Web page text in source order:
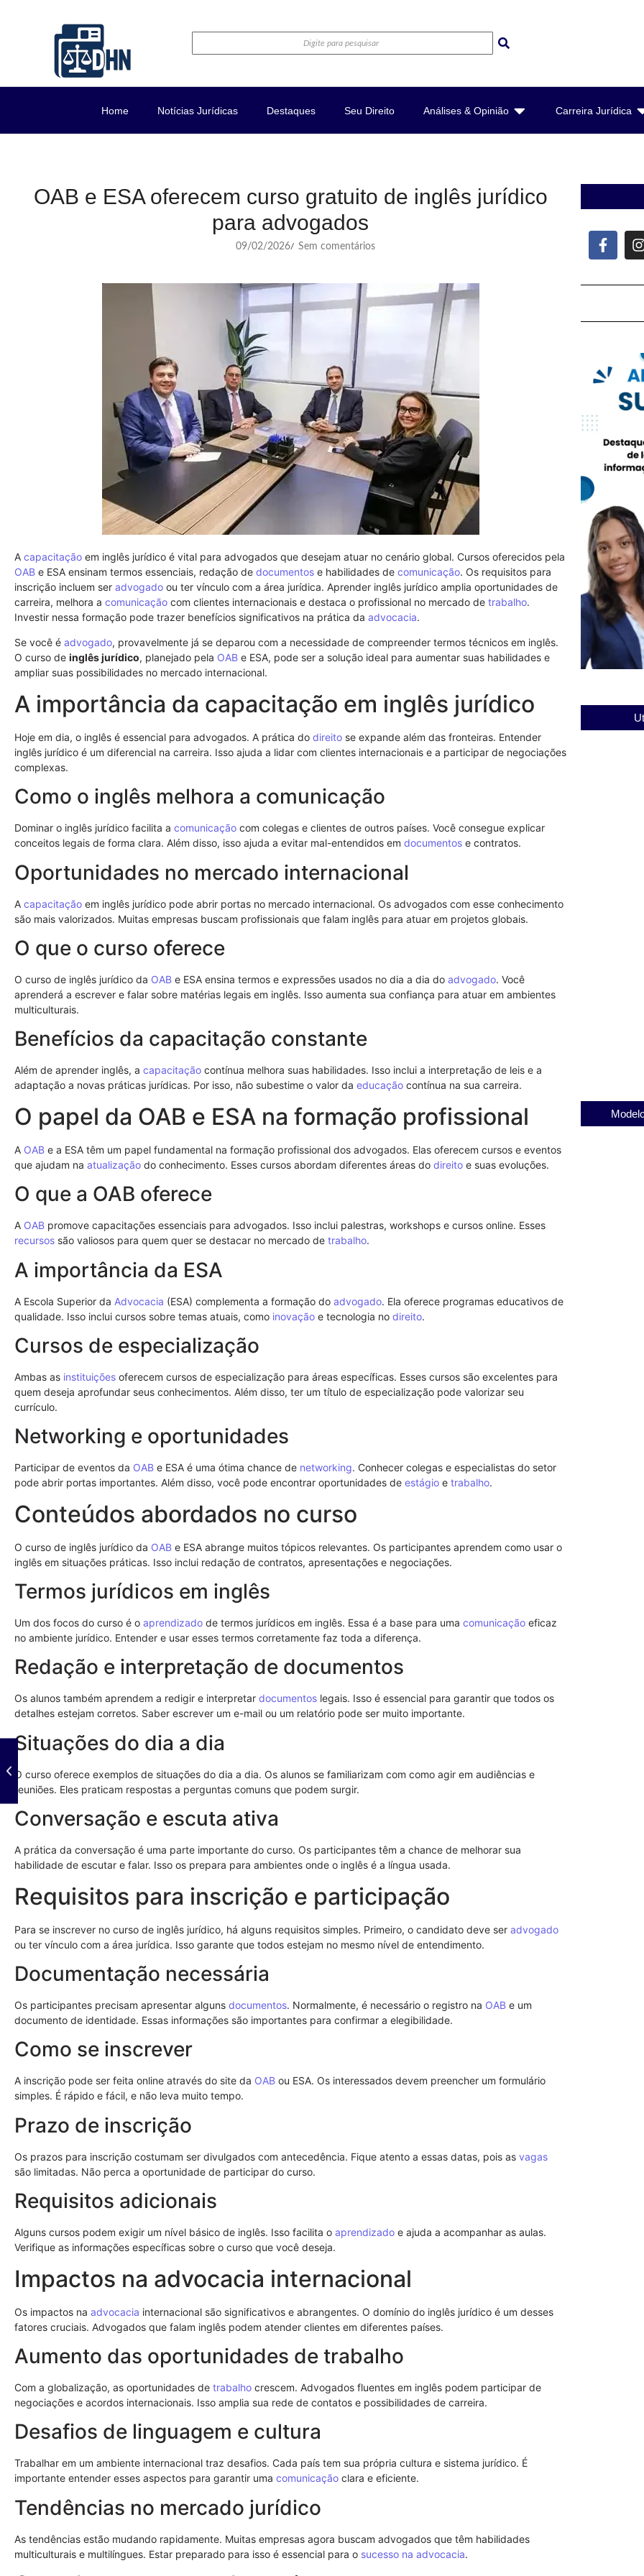
Home Notícias Jurídicas Destaques Seu Direito Análises & Opinião Carreira Jurídica
OAB e ESA oferecem curso gratuito de inglês jurídico
para advogados
09/02/2026/ Sem comentários
A capacitação em inglês jurídico é vital para advogados que desejam atuar no cenário global. Cursos oferecidos pela
OAB e ESA ensinam termos essenciais, redação de documentos e habilidades de comunicação. Os requisitos para
inscrição incluem ser advogado ou ter vínculo com a área jurídica. Aprender inglês jurídico amplia oportunidades de
carreira, melhora a comunicação com clientes internacionais e destaca o profissional no mercado de trabalho.
Investir nessa formação pode trazer benefícios significativos na prática da advocacia.
Se você é advogado, provavelmente já se deparou com a necessidade de compreender termos técnicos em inglês.
O curso de inglês jurídico, planejado pela OAB e ESA, pode ser a solução ideal para aumentar suas habilidades e
ampliar suas possibilidades no mercado internacional.
A importância da capacitação em inglês jurídico
Hoje em dia, o inglês é essencial para advogados. A prática do direito se expande além das fronteiras. Entender
inglês jurídico é um diferencial na carreira. Isso ajuda a lidar com clientes internacionais e a participar de negociações
complexas.
Como o inglês melhora a comunicação
Dominar o inglês jurídico facilita a comunicação com colegas e clientes de outros países. Você consegue explicar
conceitos legais de forma clara. Além disso, isso ajuda a evitar mal-entendidos em documentos e contratos.
Oportunidades no mercado internacional
A capacitação em inglês jurídico pode abrir portas no mercado internacional. Os advogados com esse conhecimento
são mais valorizados. Muitas empresas buscam profissionais que falam inglês para atuar em projetos globais.
O que o curso oferece
O curso de inglês jurídico da OAB e ESA ensina termos e expressões usados no dia a dia do advogado. Você
aprenderá a escrever e falar sobre matérias legais em inglês. Isso aumenta sua confiança para atuar em ambientes
multiculturais.
Benefícios da capacitação constante
Além de aprender inglês, a capacitação contínua melhora suas habilidades. Isso inclui a interpretação de leis e a
adaptação a novas práticas jurídicas. Por isso, não subestime o valor da educação contínua na sua carreira.
O papel da OAB e ESA na formação profissional
A OAB e a ESA têm um papel fundamental na formação profissional dos advogados. Elas oferecem cursos e eventos
que ajudam na atualização do conhecimento. Esses cursos abordam diferentes áreas do direito e suas evoluções.
O que a OAB oferece
A OAB promove capacitações essenciais para advogados. Isso inclui palestras, workshops e cursos online. Esses
recursos são valiosos para quem quer se destacar no mercado de trabalho.
A importância da ESA
A Escola Superior da Advocacia (ESA) complementa a formação do advogado. Ela oferece programas educativos de
qualidade. Isso inclui cursos sobre temas atuais, como inovação e tecnologia no direito.
Cursos de especialização
Ambas as instituições oferecem cursos de especialização para áreas específicas. Esses cursos são excelentes para
quem deseja aprofundar seus conhecimentos. Além disso, ter um título de especialização pode valorizar seu
currículo.
Networking e oportunidades
Participar de eventos da OAB e ESA é uma ótima chance de networking. Conhecer colegas e especialistas do setor
pode abrir portas importantes. Além disso, você pode encontrar oportunidades de estágio e trabalho.
Conteúdos abordados no curso
O curso de inglês jurídico da OAB e ESA abrange muitos tópicos relevantes. Os participantes aprendem como usar o
inglês em situações práticas. Isso inclui redação de contratos, apresentações e negociações.
Termos jurídicos em inglês
Um dos focos do curso é o aprendizado de termos jurídicos em inglês. Essa é a base para uma comunicação eficaz
no ambiente jurídico. Entender e usar esses termos corretamente faz toda a diferença.
Redação e interpretação de documentos
Os alunos também aprendem a redigir e interpretar documentos legais. Isso é essencial para garantir que todos os
detalhes estejam corretos. Saber escrever um e-mail ou um relatório pode ser muito importante.
Situações do dia a dia
O curso oferece exemplos de situações do dia a dia. Os alunos se familiarizam com como agir em audiências e
reuniões. Eles praticam respostas a perguntas comuns que podem surgir.
Conversação e escuta ativa
A prática da conversação é uma parte importante do curso. Os participantes têm a chance de melhorar sua
habilidade de escutar e falar. Isso os prepara para ambientes onde o inglês é a língua usada.
Requisitos para inscrição e participação
Para se inscrever no curso de inglês jurídico, há alguns requisitos simples. Primeiro, o candidato deve ser advogado
ou ter vínculo com a área jurídica. Isso garante que todos estejam no mesmo nível de entendimento.
Documentação necessária
Os participantes precisam apresentar alguns documentos. Normalmente, é necessário o registro na OAB e um
documento de identidade. Essas informações são importantes para confirmar a elegibilidade.
Como se inscrever
A inscrição pode ser feita online através do site da OAB ou ESA. Os interessados devem preencher um formulário
simples. É rápido e fácil, e não leva muito tempo.
Prazo de inscrição
Os prazos para inscrição costumam ser divulgados com antecedência. Fique atento a essas datas, pois as vagas
são limitadas. Não perca a oportunidade de participar do curso.
Requisitos adicionais
Alguns cursos podem exigir um nível básico de inglês. Isso facilita o aprendizado e ajuda a acompanhar as aulas.
Verifique as informações específicas sobre o curso que você deseja.
Impactos na advocacia internacional
Os impactos na advocacia internacional são significativos e abrangentes. O domínio do inglês jurídico é um desses
fatores cruciais. Advogados que falam inglês podem atender clientes em diferentes países.
Aumento das oportunidades de trabalho
Com a globalização, as oportunidades de trabalho crescem. Advogados fluentes em inglês podem participar de
negociações e acordos internacionais. Isso amplia sua rede de contatos e possibilidades de carreira.
Desafios de linguagem e cultura
Trabalhar em um ambiente internacional traz desafios. Cada país tem sua própria cultura e sistema jurídico. É
importante entender esses aspectos para garantir uma comunicação clara e eficiente.
Tendências no mercado jurídico
As tendências estão mudando rapidamente. Muitas empresas agora buscam advogados que têm habilidades
multiculturais e multilíngues. Estar preparado para isso é essencial para o sucesso na advocacia.